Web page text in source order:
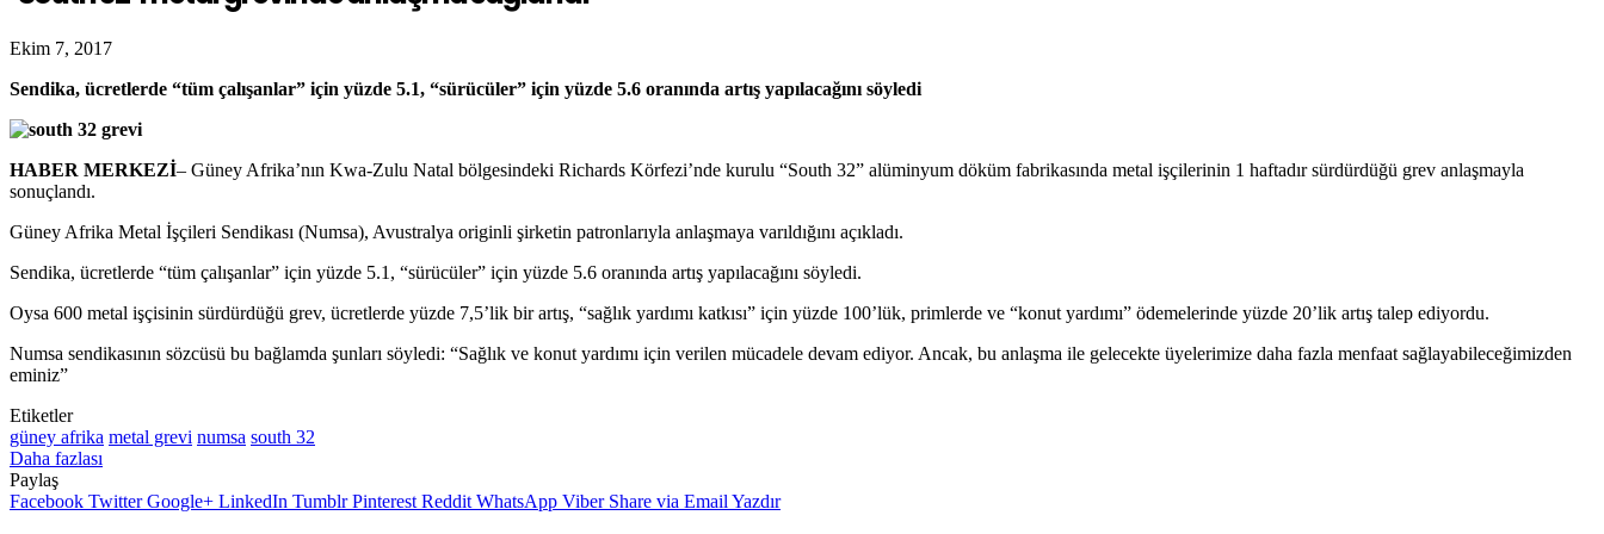
Ekim 7, 2017
Sendika, ücretlerde “tüm çalışanlar” için yüzde 5.1, “sürücüler” için yüzde 5.6 oranında artış yapılacağını söyledi
HABER MERKEZİ– Güney Afrika’nın Kwa-Zulu Natal bölgesindeki Richards Körfezi’nde kurulu “South 32” alüminyum döküm fabrikasında metal işçilerinin 1 haftadır sürdürdüğü grev anlaşmayla
sonuçlandı.
Güney Afrika Metal İşçileri Sendikası (Numsa), Avustralya originli şirketin patronlarıyla anlaşmaya varıldığını açıkladı.
Sendika, ücretlerde “tüm çalışanlar” için yüzde 5.1, “sürücüler” için yüzde 5.6 oranında artış yapılacağını söyledi.
Oysa 600 metal işçisinin sürdürdüğü grev, ücretlerde yüzde 7,5’lik bir artış, “sağlık yardımı katkısı” için yüzde 100’lük, primlerde ve “konut yardımı” ödemelerinde yüzde 20’lik artış talep ediyordu.
Numsa sendikasının sözcüsü bu bağlamda şunları söyledi: “Sağlık ve konut yardımı için verilen mücadele devam ediyor. Ancak, bu anlaşma ile gelecekte üyelerimize daha fazla menfaat sağlayabileceğimizden
eminiz”
Etiketler
güney afrika metal grevi numsa south 32
Daha fazlası
Paylaş
Facebook Twitter Google+ LinkedIn Tumblr Pinterest Reddit WhatsApp Viber Share via Email Yazdır